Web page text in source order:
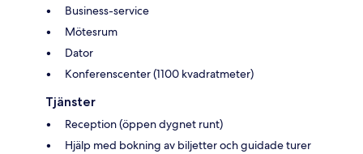
Business-service
Mötesrum
Dator
Konferenscenter (1100 kvadratmeter)
Tjänster
Reception (öppen dygnet runt)
Hjälp med bokning av biljetter och guidade turer